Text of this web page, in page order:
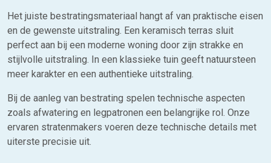
Het juiste bestratingsmateriaal hangt af van praktische eisen
en de gewenste uitstraling. Een keramisch terras sluit
perfect aan bij een moderne woning door zijn strakke en
stijlvolle uitstraling. In een klassieke tuin geeft natuursteen
meer karakter en een authentieke uitstraling.
Bij de aanleg van bestrating spelen technische aspecten
zoals afwatering en legpatronen een belangrijke rol. Onze
ervaren stratenmakers voeren deze technische details met
uiterste precisie uit.